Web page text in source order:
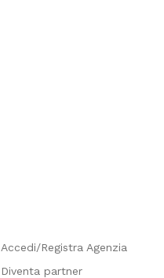
Accedi/Registra Agenzia
Diventa partner